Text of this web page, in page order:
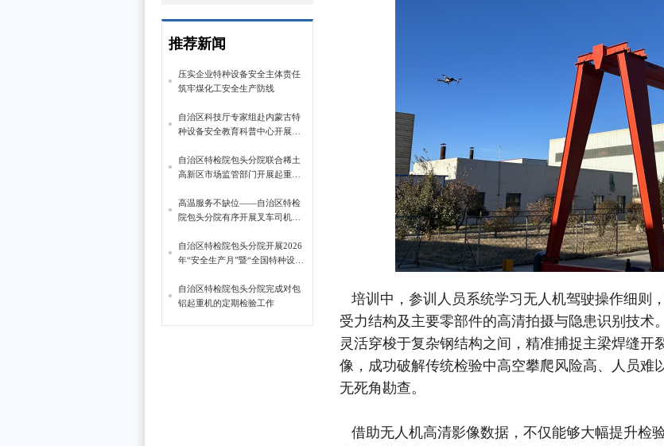
推荐新闻
压实企业特种设备安全主体责任
筑牢煤化工安全生产防线
自治区科技厅专家组赴内蒙古特
种设备安全教育科普中心开展科
自治区特检院包头分院联合稀土
高新区市场监管部门开展起重机
高温服务不缺位——自治区特检
院包头分院有序开展叉车司机实
自治区特检院包头分院开展2026
年“安全生产月”暨“全国特种设备
自治区特检院包头分院完成对包
铝起重机的定期检验工作
培训中，参训人员系统学习无人机驾驶操作细则
受力结构及主要零部件的高清拍摄与隐患识别技术
灵活穿梭于复杂钢结构之间，精准捕捉主梁焊缝开
像，成功破解传统检验中高空攀爬风险高、人员难
无死角勘查。
借助无人机高清影像数据，不仅能够大幅提升检